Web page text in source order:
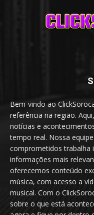
Bem-vindo ao
referência na região.
notícias e
tempo real. Nossa
comprometidos trabalha
informações mais
oferecemos conteúdo
música, com acesso a
musical. Com o
sobre o que está